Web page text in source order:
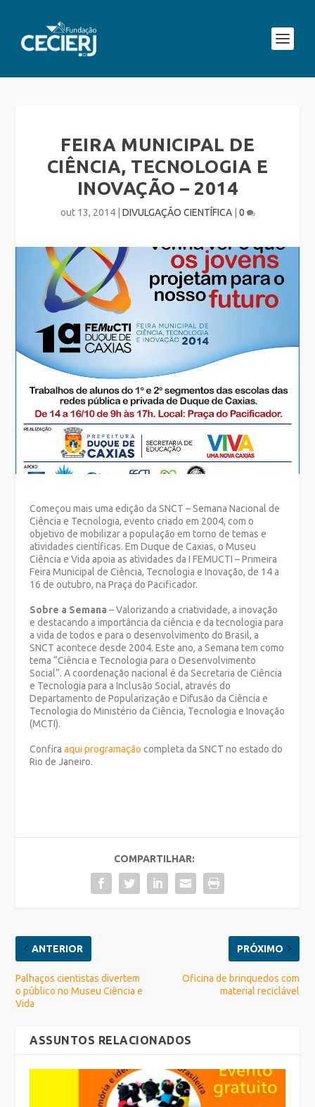
FEIRA MUNICIPAL DE
CIÊNCIA, TECNOLOGIA E
INOVAÇÃO – 2014
out 13, 2014| DIVULGAÇÃO CIENTÍFICA| 0
Começou mais uma edição da SNCT – Semana Nacional de
Ciência e Tecnologia, evento criado em 2004, com o
objetivo de mobilizar a população em torno de temas e
atividades científicas. Em Duque de Caxias, o Museu
Ciência e Vida apoia as atividades da I FEMUCTI – Primeira
Feira Municipal de Ciência, Tecnologia e Inovação, de 14 a
16 de outubro, na Praça do Pacificador.
Sobre a Semana – Valorizando a criatividade, a inovação
e destacando a importância da ciência e da tecnologia para
a vida de todos e para o desenvolvimento do Brasil, a
SNCT acontece desde 2004. Este ano, a Semana tem como
tema “Ciência e Tecnologia para o Desenvolvimento
Social”. A coordenação nacional é da Secretaria de Ciência
e Tecnologia para a Inclusão Social, através do
Departamento de Popularização e Difusão da Ciência e
Tecnologia do Ministério da Ciência, Tecnologia e Inovação
(MCTI).
Confiraaqui programação completa da SNCT no estado do
Rio de Janeiro.
COMPARTILHAR:
ANTERIOR
Palhaços cientistas divertem
o público no Museu Ciência e
Vida
PRÓXIMO
Oficina de brinquedos com
material reciclável
ASSUNTOS RELACIONADOS